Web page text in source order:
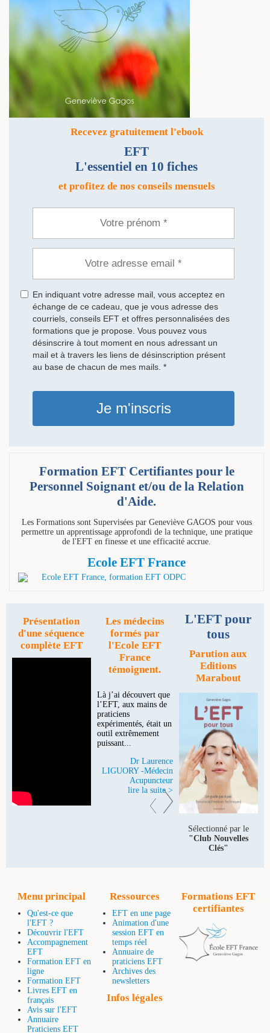
Recevez gratuitement l'ebook
EFT
L'essentiel en 10 fiches
et profitez de nos conseils mensuels
En indiquant votre adresse mail, vous acceptez en
échange de ce cadeau, que je vous adresse des
courriels, conseils EFT et offres personnalisées des
formations que je propose. Vous pouvez vous
désinscrire à tout moment en nous adressant un
mail et à travers les liens de désinscription présent
au base de chacun de mes mails. *
Je m'inscris
Formation EFT Certifiantes pour le
Personnel Soignant et/ou de la Relation
d'Aide.
Les Formations sont Supervisées par Geneviève GAGOS pour vous
permettre un apprentissage approfondi de la technique, une pratique
de l'EFT en finesse et une efficacité accrue.
Ecole EFT France
Présentation
d'une séquence
complète EFT
Les médecins
formés par
l'Ecole EFT
France
témoignent.
Là j’ai découvert que
l’EFT, aux mains de
praticiens
expérimentés, était un
outil extrêmement
puissant...
Dr Laurence
LIGUORY -Médecin
Acupuncteur
lire la suite >
L'EFT pour
tous
Parution aux
Editions
Marabout
Sélectionné par le
"Club Nouvelles
Clés"
Menu principal
Qu'est-ce que
l'EFT ?
Découvrir l'EFT
Accompagnement
EFT
Formation EFT en
ligne
Formation EFT
Livres EFT en
français
Avis sur l'EFT
Annuaire
Praticiens EFT
Ressources
EFT en une page
Animation d'une
session EFT en
temps réel
Annuaire de
praticiens EFT
Archives des
newsletters
Infos légales
Formations EFT
certifiantes